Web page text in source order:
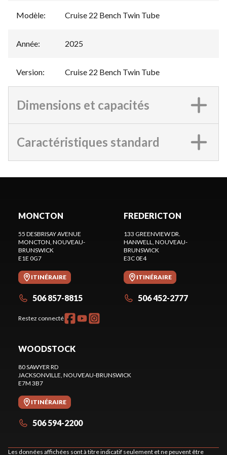
Modèle: Cruise 22 Bench Twin Tube
Année: 2025
Version: Cruise 22 Bench Twin Tube
Dimensions et capacités
Caractéristiques standard
MONCTON
55 DESBRISAY AVENUE
MONCTON , NOUVEAU-
BRUNSWICK
E1E 0G7
ITINÉRAIRE
506 857-8815
Restez connecté
FREDERICTON
133 GREENVIEW DR.
HANWELL , NOUVEAU-
BRUNSWICK
E3C 0E4
ITINÉRAIRE
506 452-2777
WOODSTOCK
80 SAWYER RD
JACKSONVILLE , NOUVEAU-BRUNSWICK
E7M 3B7
ITINÉRAIRE
506 594-2200
Les données affichées sont à titre indicatif seulement et ne peuvent être